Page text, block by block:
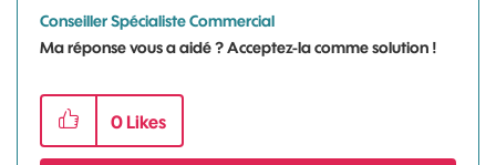
Conseiller Spécialiste Commercial
Ma réponse vous a aidé ? Acceptez-la comme solution !
0 Likes